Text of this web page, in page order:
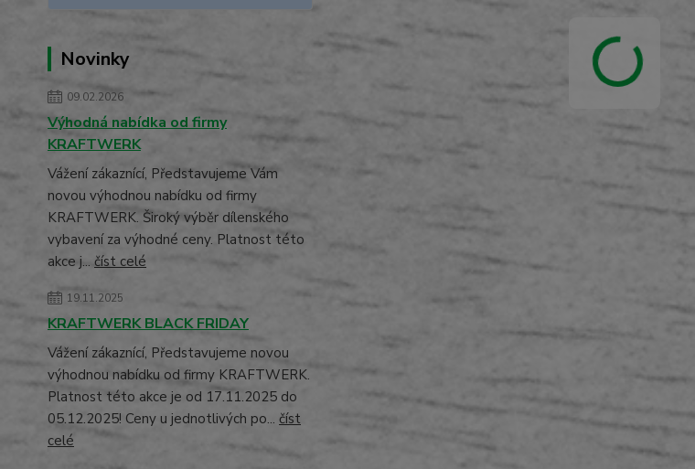
Novinky
09.02.2026
Výhodná nabídka od firmy
KRAFTWERK
Vážení zákaznící, Představujeme Vám
novou výhodnou nabídku od firmy
KRAFTWERK. Široký výběr dílenského
vybavení za výhodné ceny. Platnost této
akce j... číst celé
19.11.2025
KRAFTWERK BLACK FRIDAY
Vážení zákaznící, Představujeme novou
výhodnou nabídku od firmy KRAFTWERK.
Platnost této akce je od 17.11.2025 do
05.12.2025! Ceny u jednotlivých po... číst
celé